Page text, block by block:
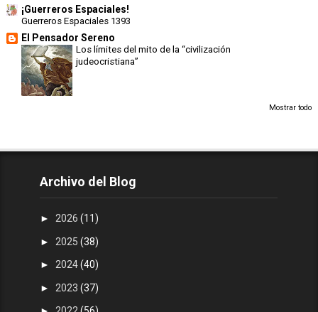
¡Guerreros Espaciales!
Guerreros Espaciales 1393
El Pensador Sereno
Los límites del mito de la “civilización
judeocristiana”
Mostrar todo
Archivo del Blog
► 2026(11)
► 2025(38)
► 2024(40)
► 2023(37)